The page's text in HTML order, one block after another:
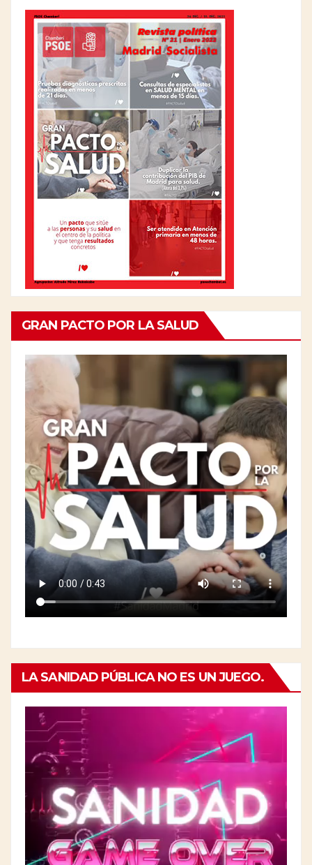
GRAN PACTO POR LA SALUD
LA SANIDAD PÚBLICA NO ES UN JUEGO.